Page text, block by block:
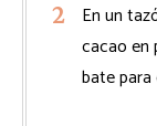
En un
cacao en
bate